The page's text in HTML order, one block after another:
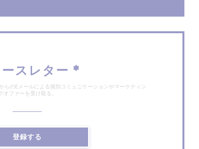
スレター *
らのEメールによる個別コミュニケーションやマーケティン
オファーを受け取る。
登録する